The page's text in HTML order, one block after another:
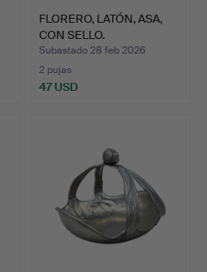
FLORERO, LATÓN, ASA,
CON SELLO.
Subastado 28 feb 2026
2 pujas
47 USD